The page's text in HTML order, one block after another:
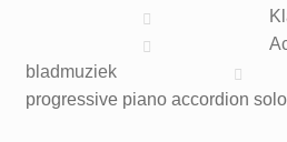
Veel gestelde vragen
Winkel
bladmuziek
progressive piano accordion